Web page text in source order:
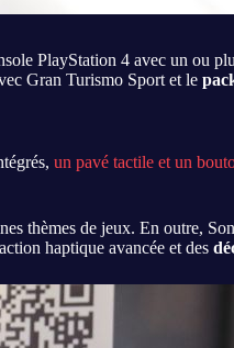
PlayStation 4 avec un ou
Gran Turismo Sport et le
un pavé tactile et un
thèmes de jeux. En outre,
haptique avancée et des